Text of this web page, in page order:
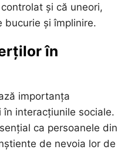
și că uneori,
bucurie și împlinire.
în
importanța
interacțiunile sociale.
ca persoanele din
de nevoia lor de